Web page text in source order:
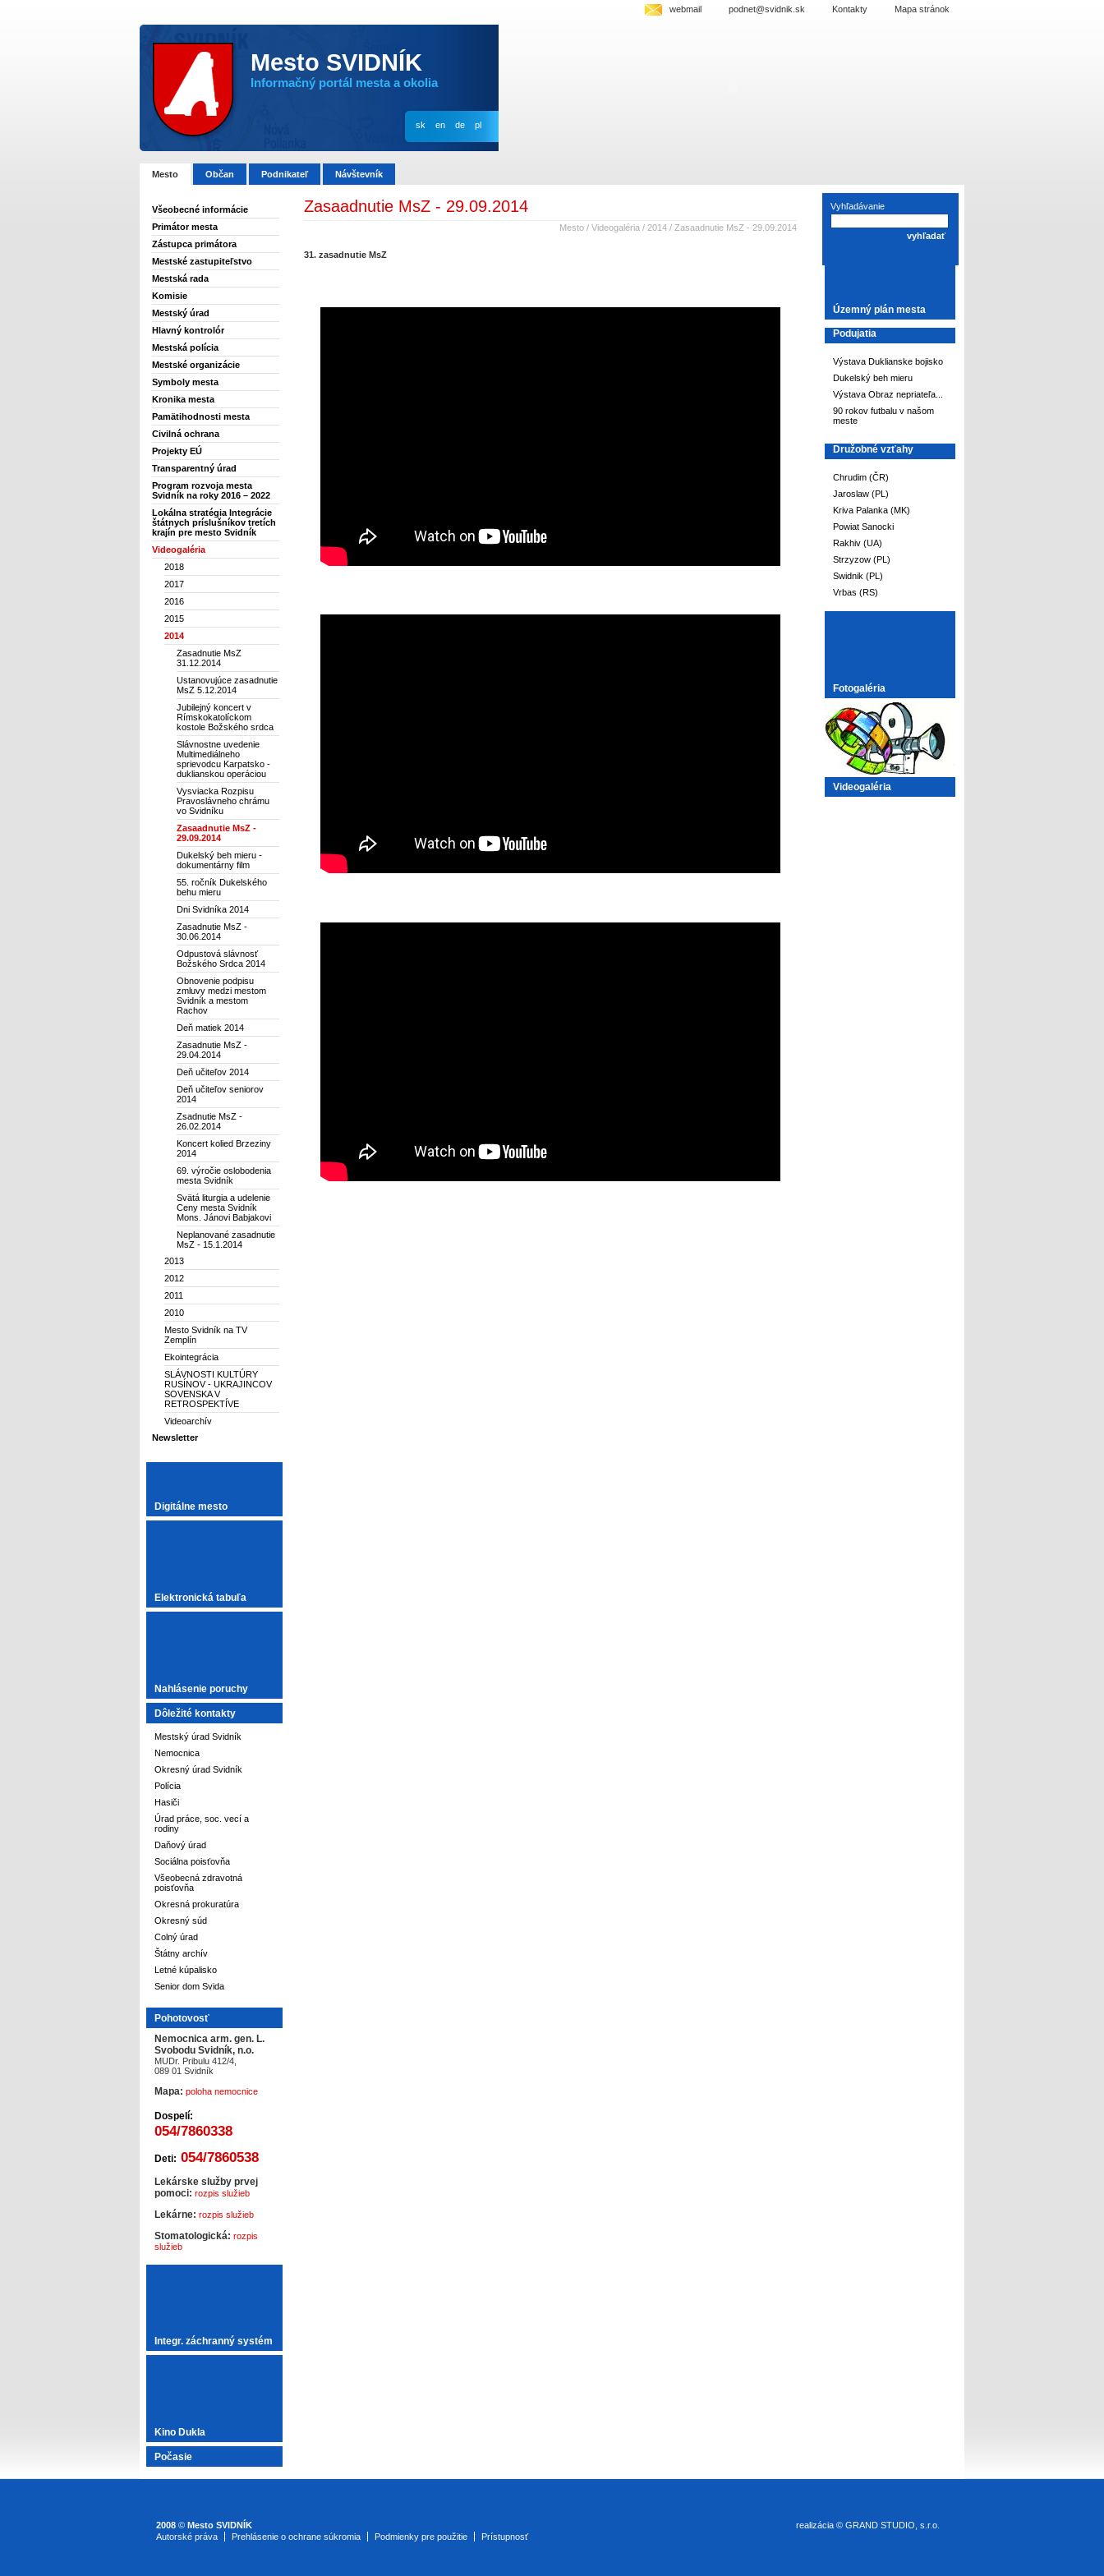
Mesto SVIDNÍK
Informačný portál mesta a okolia
webmail podnet@svidnik.sk Kontakty Mapa stránok
sk en de pl
Mesto Občan Podnikateľ Návštevník
Všeobecné informácie
Primátor mesta
Zástupca primátora
Mestské zastupiteľstvo
Mestská rada
Komisie
Mestský úrad
Hlavný kontrolór
Mestská polícia
Mestské organizácie
Symboly mesta
Kronika mesta
Pamätihodnosti mesta
Civilná ochrana
Projekty EÚ
Transparentný úrad
Program rozvoja mesta
Svidník na roky 2016 – 2022
Lokálna stratégia Integrácie
štátnych príslušníkov tretích
krajín pre mesto Svidník
Videogaléria
2018
2017
2016
2015
2014
Zasadnutie MsZ
31.12.2014
Ustanovujúce zasadnutie
MsZ 5.12.2014
Jubilejný koncert v
Rímskokatolíckom
kostole Božského srdca
Slávnostne uvedenie
Multimediálneho
sprievodcu Karpatsko -
duklianskou operáciou
Vysviacka Rozpisu
Pravoslávneho chrámu
vo Svidníku
Zasaadnutie MsZ -
29.09.2014
Dukelský beh mieru -
dokumentárny film
55. ročník Dukelského
behu mieru
Dni Svidníka 2014
Zasadnutie MsZ -
30.06.2014
Odpustová slávnosť
Božského Srdca 2014
Obnovenie podpisu
zmluvy medzi mestom
Svidník a mestom
Rachov
Deň matiek 2014
Zasadnutie MsZ -
29.04.2014
Deň učiteľov 2014
Deň učiteľov seniorov
2014
Zsadnutie MsZ -
26.02.2014
Koncert kolied Brzeziny
2014
69. výročie oslobodenia
mesta Svidník
Svätá liturgia a udelenie
Ceny mesta Svidník
Mons. Jánovi Babjakovi
Neplanované zasadnutie
MsZ - 15.1.2014
2013
2012
2011
2010
Mesto Svidník na TV
Zemplín
Ekointegrácia
SLÁVNOSTI KULTÚRY
RUSÍNOV - UKRAJINCOV
SOVENSKA V
RETROSPEKTÍVE
Videoarchív
Newsletter
Digitálne mesto
Elektronická tabuľa
Nahlásenie poruchy
Dôležité kontakty
Mestský úrad Svidník
Nemocnica
Okresný úrad Svidník
Polícia
Hasiči
Úrad práce, soc. vecí a
rodiny
Daňový úrad
Sociálna poisťovňa
Všeobecná zdravotná
poisťovňa
Okresná prokuratúra
Okresný súd
Colný úrad
Štátny archív
Letné kúpalisko
Senior dom Svida
Pohotovosť
Nemocnica arm. gen. L.
Svobodu Svidník, n.o.
MUDr. Pribulu 412/4,
089 01 Svidník
Mapa: poloha nemocnice
Dospelí:
054/7860338
Deti: 054/7860538
Lekárske služby prvej
pomoci: rozpis služieb
Lekárne: rozpis služieb
Stomatologická: rozpis
služieb
Integr. záchranný systém
Kino Dukla
Počasie
Zasaadnutie MsZ - 29.09.2014
Mesto / Videogaléria / 2014 / Zasaadnutie MsZ - 29.09.2014
31. zasadnutie MsZ
Vyhľadávanie
Územný plán mesta
Podujatia
Výstava Duklianske bojisko
Dukelský beh mieru
Výstava Obraz nepriateľa...
90 rokov futbalu v našom
meste
Družobné vzťahy
Chrudim (ČR)
Jaroslaw (PL)
Kriva Palanka (MK)
Powiat Sanocki
Rakhiv (UA)
Strzyzow (PL)
Swidnik (PL)
Vrbas (RS)
Fotogaléria
Videogaléria
2008 © Mesto SVIDNÍK realizácia © GRAND STUDIO, s.r.o.
Autorské práva
Prehlásenie o ochrane súkromia Podmienky pre použitie Prístupnosť